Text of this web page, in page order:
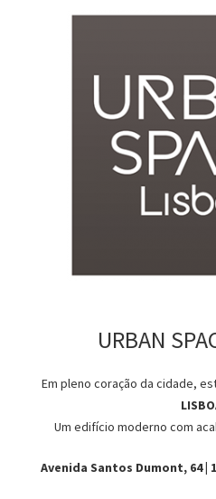
URBAN
Em pleno coração da cidade,
Um edifício moderno com
Avenida Santos Dumont, 64 |